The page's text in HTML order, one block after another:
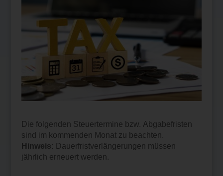
Die folgenden Steuertermine bzw. Abgabefristen
sind im kommenden Monat zu beachten.
Hinweis: Dauerfristverlängerungen müssen
jährlich erneuert werden.